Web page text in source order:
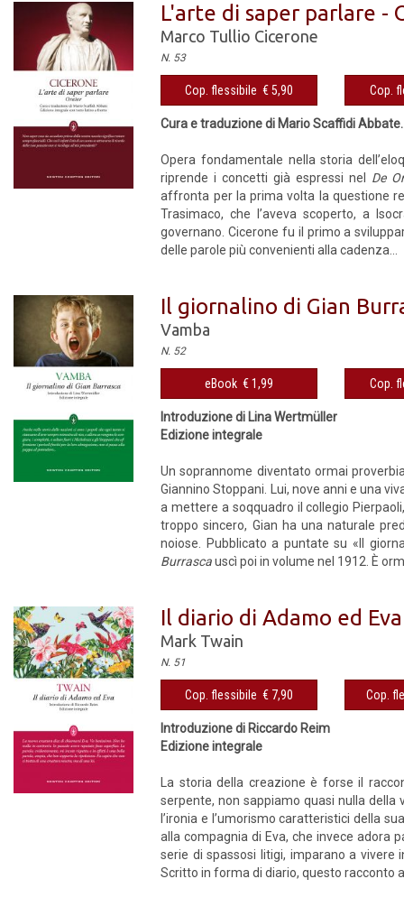
L'arte di saper parlare -
Marco Tullio Cicerone
N. 53
Cop. flessibile € 5,90 Cop.
Cura e traduzione di Mario Scaffidi
Opera fondamentale nella storia
riprende i concetti già espressi nel De
affronta per la prima volta la questione
Trasimaco, che l’aveva scoperto, a
governano. Cicerone fu il primo a
delle parole più convenienti alla cadenza...
Il giornalino di Gian
Vamba
N. 52
eBook € 1,99 Cop.
Introduzione di Lina Wertmüller
Edizione integrale
Un soprannome diventato ormai
Giannino Stoppani. Lui, nove anni e una
a mettere a soqquadro il collegio
troppo sincero, Gian ha una naturale
noiose. Pubblicato a puntate su «Il
Burrascauscì poi in volume nel 1912. È
Il diario di Adamo ed Eva
Mark Twain
N. 51
Cop. flessibile € 7,90 Cop.
Introduzione di Riccardo Reim
Edizione integrale
La storia della creazione è forse il
serpente, non sappiamo quasi nulla
l’ironia e l’umorismo caratteristici della
alla compagnia di Eva, che invece adora
serie di spassosi litigi, imparano a
Scritto in forma di diario, questo racconto